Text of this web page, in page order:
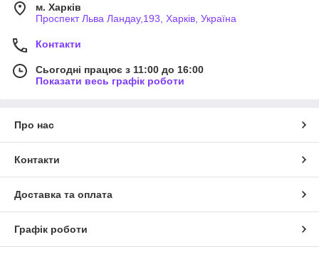
м. Харків
Проспект Льва Ландау,193, Харків, Україна
Контакти
Сьогодні працює з 11:00 до 16:00
Показати весь графік роботи
Про нас
Контакти
Доставка та оплата
Графік роботи